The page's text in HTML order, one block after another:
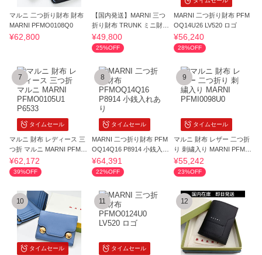
マルニ 二つ折り財布 財布
MARNI PFMO0108Q0
¥62,800
【国内発送】MARNI 三つ
折り財布 TRUNK ミニ財布
小銭入れあり
¥49,800
25%OFF
MARNI 二つ折り財布 PFM
OQ14U26 LV520 ロゴ
¥56,240
28%OFF
タイムセール
7
マルニ 財布 レディース 三
つ折 マルニ MARNI PFMO
0105U1 P6533
¥62,172
39%OFF
タイムセール
8
MARNI 二つ折り財布 PFM
OQ14Q16 P8914 小銭入れ
あり
¥64,391
22%OFF
タイムセール
9
マルニ 財布 レザー 二つ折
り 刺繍入り MARNI PFMI0
098U0
¥55,242
23%OFF
タイムセール
10
タイムセール
11 12